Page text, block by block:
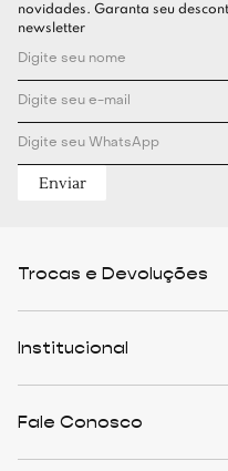
novidades. Garanta seu
newsletter
Enviar
Trocas e Devoluções
Formas de Pagamento
Cashback
Institucional
The Outlist
Fale Conosco